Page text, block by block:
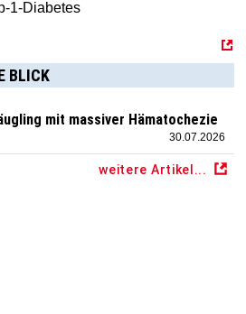
1-Diabetes
BLICK
mit massiver Hämatochezie
30.07.2026
weitere Artikel...